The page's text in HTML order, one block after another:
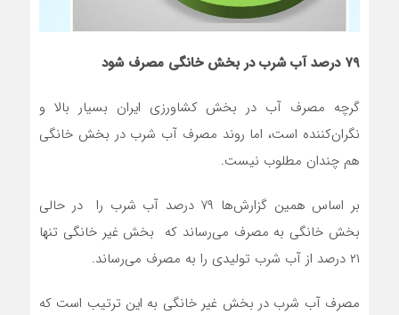
۷۹ درصد آب شرب در بخش خانگی مصرف شود
گرچه مصرف آب در بخش کشاورزی ایران بسیار بالا و
نگران‌کننده است، اما روند مصرف آب شرب در بخش خانگی
هم چندان مطلوب نیست.
بر اساس همین گزارش‌ها ۷۹ درصد آب شرب را در حالی
بخش خانگی به مصرف می‌رساند که بخش غیر خانگی تنها
۲۱ درصد از آب شرب تولیدی را به مصرف می‌رساند.
مصرف آب شرب در بخش غیر خانگی به این ترتیب است که